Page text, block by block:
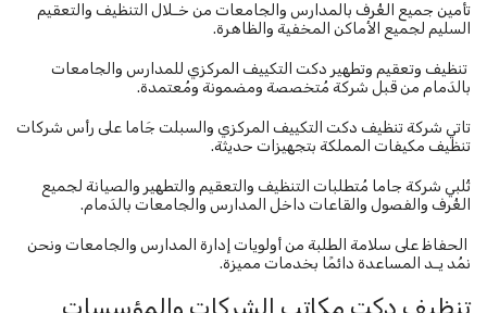
تأمين جميع الغُرف بالمدارس والجامعات من خـلال التنظيف والتعقيم
السليم لجميع الأماكن المخفية والظاهرة.
تنظيف وتعقيم وتطهير دكت التكييف المركزي للمدارس والجامعات
بالدَمام من قبل شركة مُتخصصة ومضمونة ومُعتمدة.
تاتي شركة تنظيف دكت التكييف المركزي والسبلت جَاما على رأس شركات
تنظيف مكيفات المملكة بتجهيزات حديثة.
تُلبي شركة جاما مُتطلبات التنظيف والتعقيم والتطهير والصيانة لجميع
الغُرف والفصول والقاعات داخل المدارس والجامعات بالدَمام.
الحفاظ على سلامة الطلبة من أولويات إدارة المدارس والجامعات ونحن
نمُد يـد المساعدة دائمًا بخدمات مميزة.
تنظيف دكت مكاتب الشركات والمؤسسات